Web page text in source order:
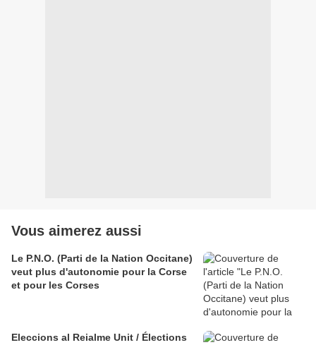
Vous aimerez aussi
Le P.N.O. (Parti de la Nation Occitane)
veut plus d'autonomie pour la Corse
et pour les Corses
Eleccions al Reialme Unit / Élections